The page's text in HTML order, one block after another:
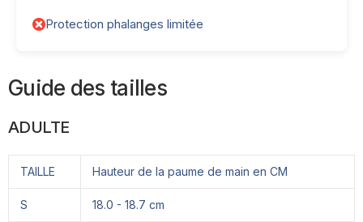
Protection phalanges limitée
Guide des tailles
ADULTE
TAILLE Hauteur de la paume de main en CM
S 18.0 - 18.7 cm